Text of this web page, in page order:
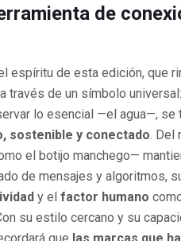
de
espíritu de esta edición, que
través de un símbolo universal:
lo esencial —el agua—, se
sostenible y conectado. Del
el botijo manchego—
de mensajes y algoritmos,
y el factor humano
su estilo cercano y su